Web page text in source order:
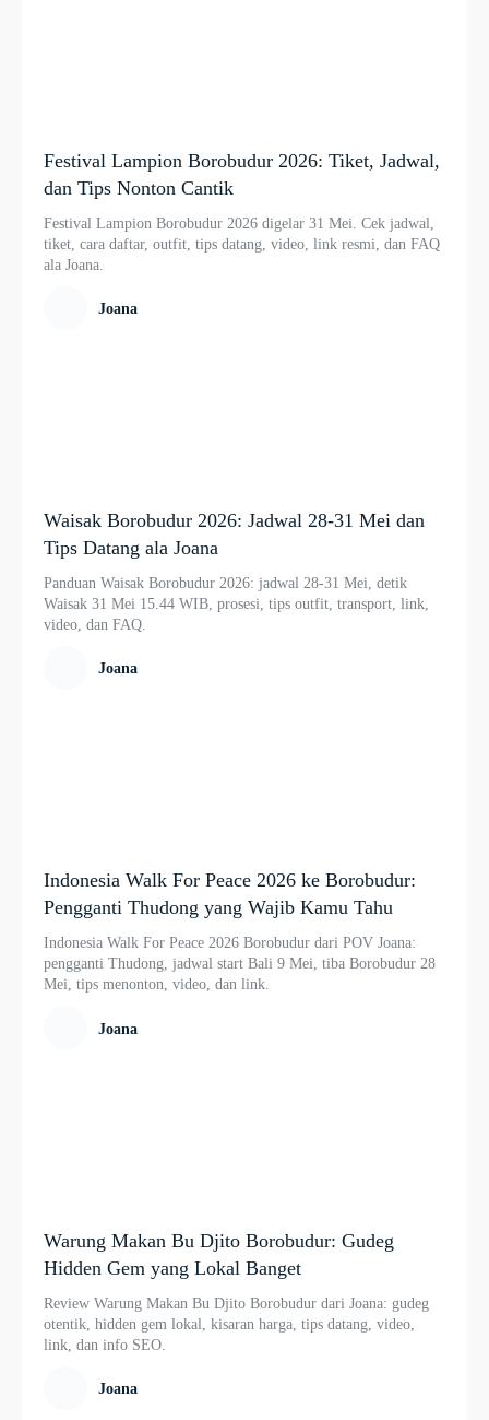
Festival Lampion Borobudur 2026: Tiket, Jadwal,
dan Tips Nonton Cantik
Festival Lampion Borobudur 2026 digelar 31 Mei. Cek jadwal,
tiket, cara daftar, outfit, tips datang, video, link resmi, dan FAQ
ala Joana.
Joana
Waisak Borobudur 2026: Jadwal 28-31 Mei dan
Tips Datang ala Joana
Panduan Waisak Borobudur 2026: jadwal 28-31 Mei, detik
Waisak 31 Mei 15.44 WIB, prosesi, tips outfit, transport, link,
video, dan FAQ.
Joana
Indonesia Walk For Peace 2026 ke Borobudur:
Pengganti Thudong yang Wajib Kamu Tahu
Indonesia Walk For Peace 2026 Borobudur dari POV Joana:
pengganti Thudong, jadwal start Bali 9 Mei, tiba Borobudur 28
Mei, tips menonton, video, dan link.
Joana
Warung Makan Bu Djito Borobudur: Gudeg
Hidden Gem yang Lokal Banget
Review Warung Makan Bu Djito Borobudur dari Joana: gudeg
otentik, hidden gem lokal, kisaran harga, tips datang, video,
link, dan info SEO.
Joana